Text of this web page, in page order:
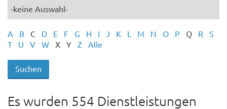
A B C D E F G H I J K L M N O P Q R
S
T
U V W X Y Z Alle
Es wurden 554 Dienstleistungen